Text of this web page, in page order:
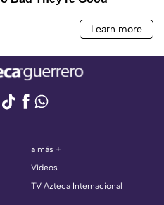
a más +
Videos
TV Azteca Internacional